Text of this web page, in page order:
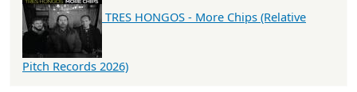
TRES HONGOS - More Chips (Relative
Pitch Records 2026)